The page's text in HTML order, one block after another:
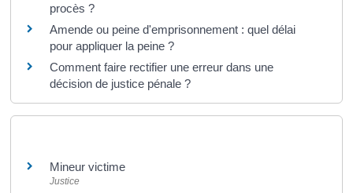
procès ?
Amende ou peine d'emprisonnement : quel délai
pour appliquer la peine ?
Comment faire rectifier une erreur dans une
décision de justice pénale ?
Mineur victime
Justice